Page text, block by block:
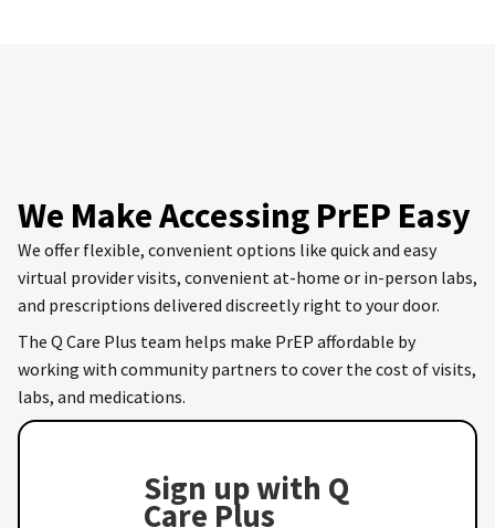
We Make Accessing PrEP Easy
We offer flexible, convenient options like quick and easy
virtual provider visits, convenient at-home or in-person labs,
and prescriptions delivered discreetly right to your door.
The Q Care Plus team helps make PrEP affordable by
working with community partners to cover the cost of visits,
labs, and medications.
Sign up with Q
Care Plus